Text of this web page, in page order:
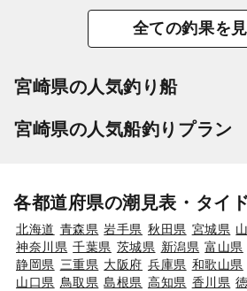
全ての釣果を
宮崎県の人気釣り船
宮崎県の人気船釣りプラン
各都道府県の潮見表・タイ
北海道 青森県 岩手県 秋田県 宮城県
神奈川県 千葉県 茨城県 新潟県 富山県
静岡県 三重県 大阪府 兵庫県 和歌山県
山口県 鳥取県 島根県 高知県 香川県